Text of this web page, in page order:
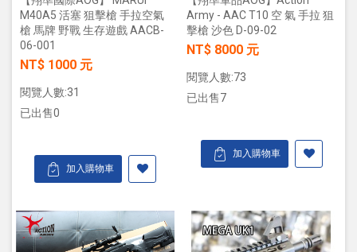
M40A5 活塞 狙擊槍 手拉空氣
槍 馬牌 野戰 生存遊戲 AACB-
06-001
NT$ 1000 元
閱覽人數:31
已出售0
加入購物車
Army - AAC T10 空 氣 手拉 狙
擊槍 沙色 D-09-02
NT$ 8000 元
閱覽人數:73
已出售7
加入購物車